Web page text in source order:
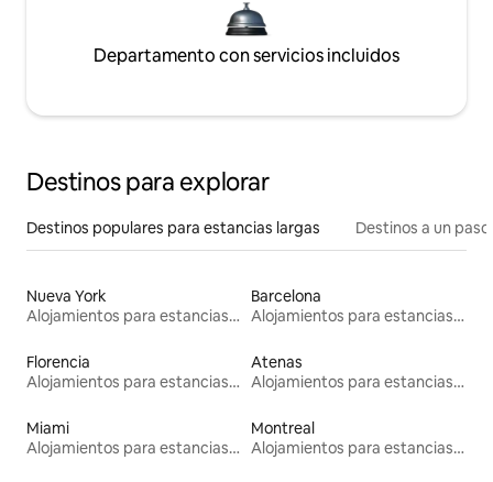
Departamento con servicios incluidos
Destinos para explorar
Destinos populares para estancias largas Destinos a un
Nueva York
Alojamientos para estancias largas
Barcelona
Alojamientos para estancias largas
Florencia
Alojamientos para estancias largas
Atenas
Alojamientos para estancias largas
Miami
Alojamientos para estancias largas
Montreal
Alojamientos para estancias largas